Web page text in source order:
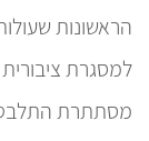
הראשונות
למסגרת
מסתתרת